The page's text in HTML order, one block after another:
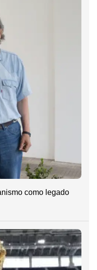
como legado